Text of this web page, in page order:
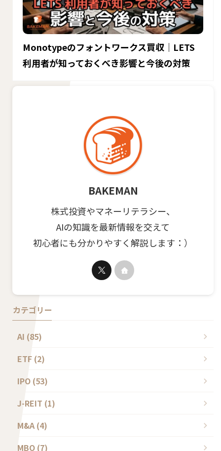
Monotypeのフォントワークス買収｜LETS
利用者が知っておくべき影響と今後の対策
BAKEMAN
株式投資やマネーリテラシー、
AIの知識を最新情報を交えて
初心者にも分かりやすく解説します：）
カテゴリー
AI (85)
ETF (2)
IPO (53)
J-REIT (1)
M&A (4)
MBO (7)